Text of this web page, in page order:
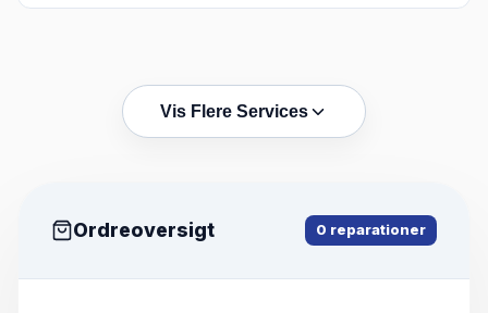
Vis Flere Services
Ordreoversigt 0 reparationer